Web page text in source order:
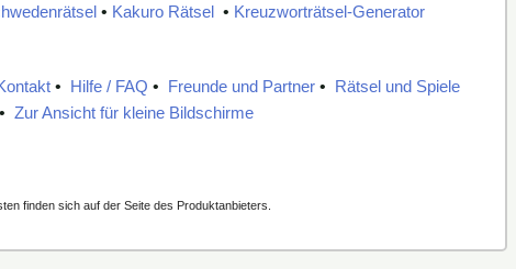
• Kakuro Rätsel • Kreuzworträtsel-Generator
• Hilfe / FAQ • Freunde und Partner • Rätsel und Spiele
• Zur Ansicht für kleine Bildschirme
finden sich auf der Seite des Produktanbieters.